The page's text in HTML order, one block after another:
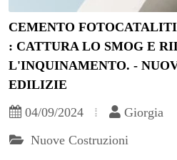
CEMENTO
: CATTURA LO SMOG E
L'INQUINAMENTO. -
EDILIZIE
04/09/2024
Giorgia
Nuove Costruzioni